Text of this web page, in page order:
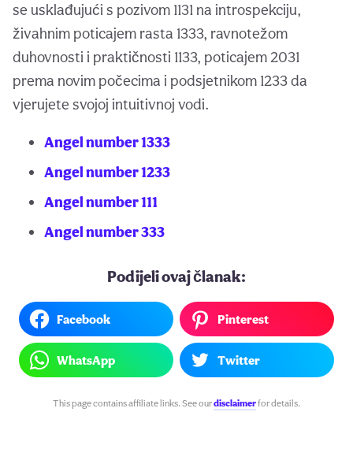
se usklađujući s pozivom 1131 na introspekciju,
živahnim poticajem rasta 1333, ravnotežom
duhovnosti i praktičnosti 1133, poticajem 2031
prema novim počecima i podsjetnikom 1233 da
vjerujete svojoj intuitivnoj vodi.
Angel number 1333
Angel number 1233
Angel number 111
Angel number 333
Podijeli ovaj članak:
Facebook Pinterest
WhatsApp Twitter
This page contains affiliate links. See ourdisclaimerfor details.